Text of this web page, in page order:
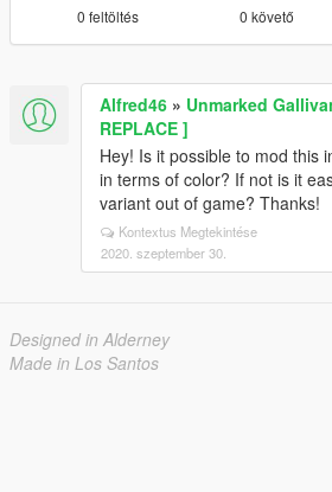
0 feltöltés 0 követő
Alfred46 » Unmarked
REPLACE ]
Hey! Is it possible to mod this
in terms of color? If not is it
variant out of game? Thanks!
Kontextus Megtekintése
2020. szeptember 30.
Designed in Alderney
Made in Los Santos